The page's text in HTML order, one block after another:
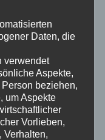
Daten, die
verwendet
Aspekte,
beziehen,
um Aspekte
Vorlieben,